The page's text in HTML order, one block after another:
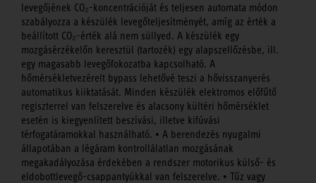
levegőjének CO₂-koncentrációját és teljesen automata módon
szabályozza a készülék levegőteljesítményét, amíg az érték a
beállított CO₂-érték alá nem süllyed. A készülék egy
mozgásérzékelőn keresztül (tartozék) egy alapszellőzésbe, ill.
egy magasabb levegőfokozatba kapcsolható. A
hőmérsékletvezérelt bypass lehetővé teszi a hővisszanyerés
automatikus kiiktatását. Minden készülék elektromos előfűtő
regiszterrel van felszerelve és alacsony kültéri hőmérséklet
esetén is kiegyenlített beszívási, illetve kifúvási
térfogatáramokkal használható. • A berendezés nyugalmi
állapotában a légáram kontrollálatlan mozgásának
megakadályozása érdekében a rendszer motorikus külső- és
eldobottlevegő-csappantyúkkal van felszerelve. • Tűz vagy